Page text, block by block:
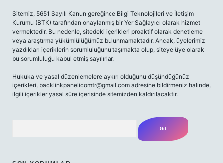
Sitemiz, 5651 Sayılı Kanun gereğince Bilgi Teknolojileri ve İletişim
Kurumu (BTK) tarafından onaylanmış bir Yer Sağlayıcı olarak hizmet
vermektedir. Bu nedenle, sitedeki içerikleri proaktif olarak denetleme
veya araştırma yükümlülüğümüz bulunmamaktadır. Ancak, üyelerimiz
yazdıkları içeriklerin sorumluluğunu taşımakta olup, siteye üye olarak
bu sorumluluğu kabul etmiş sayılırlar.
Hukuka ve yasal düzenlemelere aykırı olduğunu düşündüğünüz
içerikleri, backlinkpanelicomtr@gmail.com adresine bildirmeniz halinde,
ilgili içerikler yasal süre içerisinde sitemizden kaldırılacaktır.